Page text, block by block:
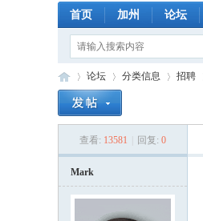
首页 加州 论坛
论坛
›
分类信息
›
招聘
查看: 13581 回复: 0
Mark